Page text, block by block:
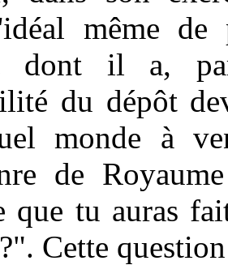
même
dont il a,
du dépôt
monde à
de
que tu auras
Cette